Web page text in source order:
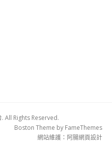
All Rights Reserved.
Boston Theme by FameThemes
網站維護： 阿腸網頁設計